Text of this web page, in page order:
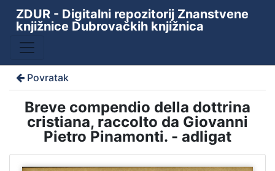
ZDUR - Digitalni repozitorij Znanstvene
knjižnice Dubrovačkih knjižnica
Povratak
Breve compendio della dottrina
cristiana, raccolto da Giovanni
Pietro Pinamonti. - adligat